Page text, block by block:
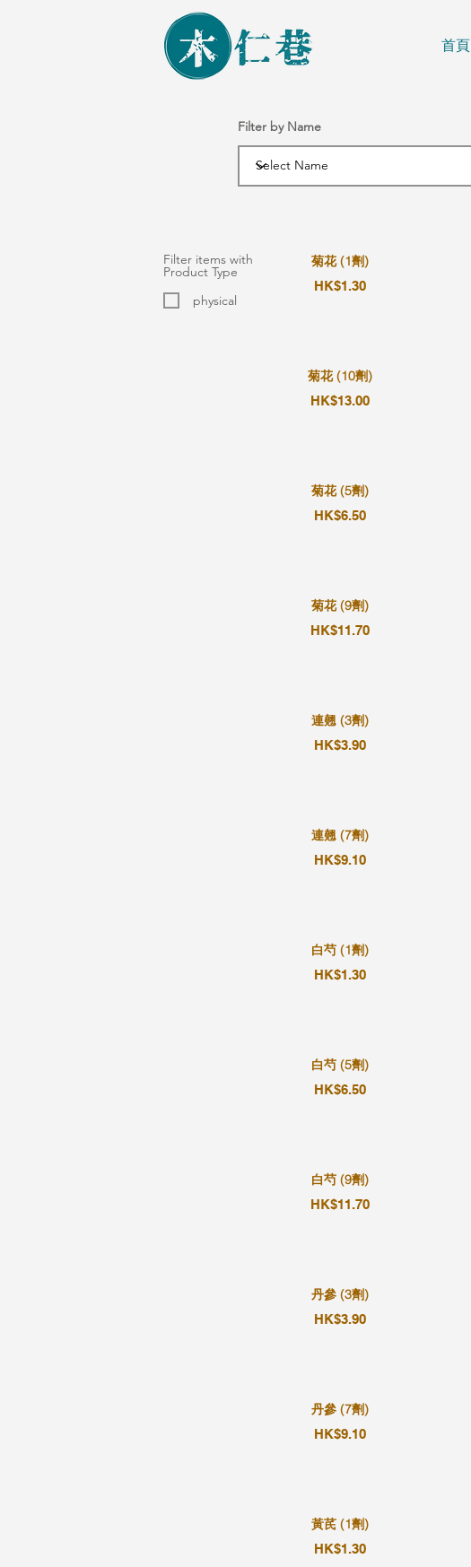
首頁
Filter by Name
菊花 (1劑)
HK$1.30
菊花 (10劑)
HK$13.00
菊花 (5劑)
HK$6.50
菊花 (9劑)
HK$11.70
連翹 (3劑)
HK$3.90
連翹 (7劑)
HK$9.10
白芍 (1劑)
HK$1.30
白芍 (5劑)
HK$6.50
白芍 (9劑)
HK$11.70
丹參 (3劑)
HK$3.90
丹參 (7劑)
HK$9.10
黃芪 (1劑)
HK$1.30
Filter items with
Product Type
physical